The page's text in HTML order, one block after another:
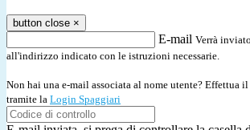
button close ×
E-mail Verrà
all'indirizzo indicato con le istruzioni necessarie.
Non hai una e-mail associata al nome utente? Effettua
tramite la Login Spaggiari